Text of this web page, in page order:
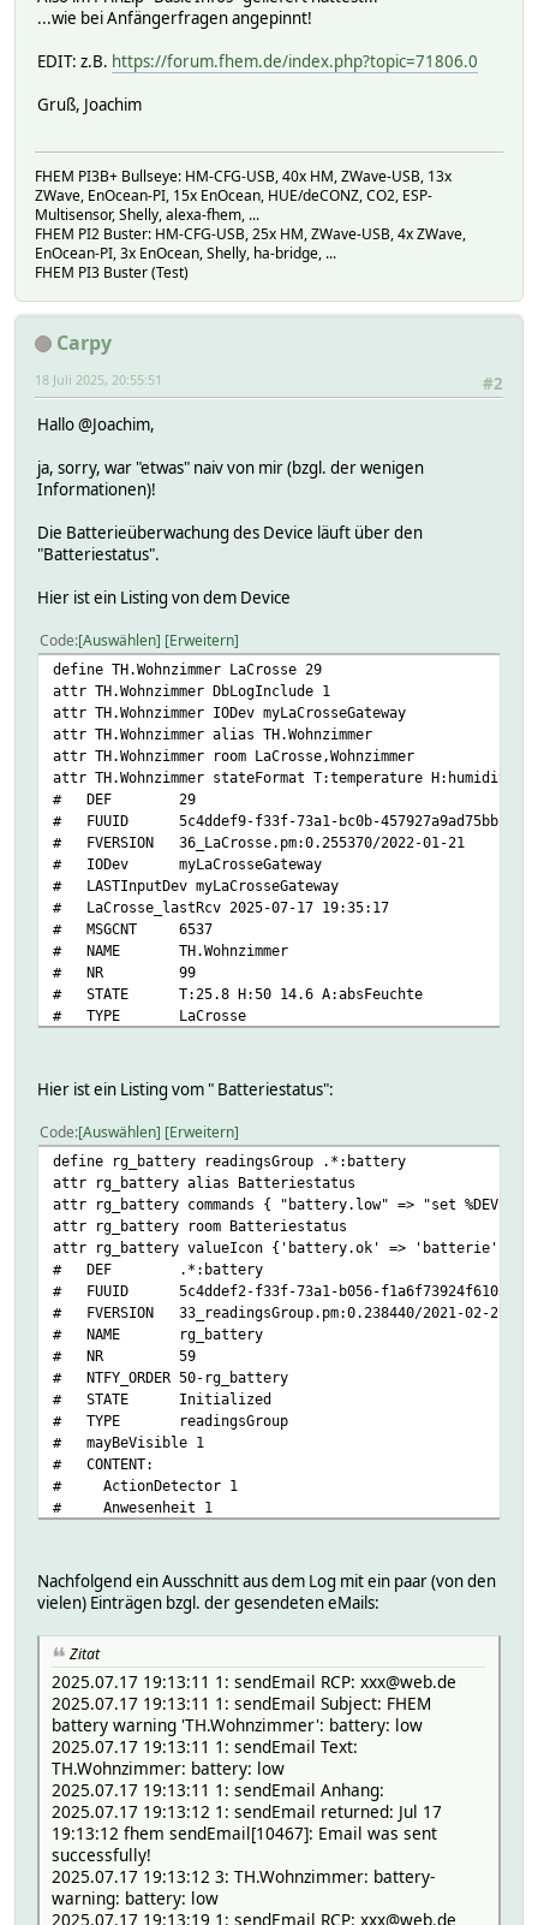
...wie bei Anfängerfragen angepinnt!
EDIT: z.B. https://forum.fhem.de/index.php?topic=71806.0
Gruß, Joachim
FHEM PI3B+ Bullseye: HM-CFG-USB, 40x HM, ZWave-USB, 13x
ZWave, EnOcean-PI, 15x EnOcean, HUE/deCONZ, CO2, ESP-
Multisensor, Shelly, alexa-fhem, ...
FHEM PI2 Buster: HM-CFG-USB, 25x HM, ZWave-USB, 4x ZWave,
EnOcean-PI, 3x EnOcean, Shelly, ha-bridge, ...
FHEM PI3 Buster (Test)
Carpy
#2
18 Juli 2025, 20:55:51
Hallo @Joachim,
ja, sorry, war "etwas" naiv von mir (bzgl. der wenigen
Informationen)!
Die Batterieüberwachung des Device läuft über den
"Batteriestatus".
Hier ist ein Listing von dem Device
Code Auswählen Erweitern
define TH.Wohnzimmer LaCrosse 29
attr TH.Wohnzimmer DbLogInclude 1
attr TH.Wohnzimmer IODev myLaCrosseGateway
attr TH.Wohnzimmer alias TH.Wohnzimmer
attr TH.Wohnzimmer room LaCrosse,Wohnzimmer
attr TH.Wohnzimmer stateFormat T:temperature H:humidity D
# DEF 29
# FUUID 5c4ddef9-f33f-73a1-bc0b-457927a9ad75bbf4
# FVERSION 36_LaCrosse.pm:0.255370/2022-01-21
# IODev myLaCrosseGateway
# LASTInputDev myLaCrosseGateway
# LaCrosse_lastRcv 2025-07-17 19:35:17
# MSGCNT 6537
# NAME TH.Wohnzimmer
# NR 99
# STATE T:25.8 H:50 14.6 A:absFeuchte
# TYPE LaCrosse
# corr1 0
# corr2 0
# eventCount 6587
# myLaCrosseGateway_MSGCNT 6542
# myLaCrosseGateway_TIME 2025-07-17 19:35:17
# previousH 50
# previousT 25.8
# sensorType 0=T(H)
# Helper:
# DBLOG:
# 1:
# myDbLog:
# TIME 1752773718.84336
# VALUE 12.0
# D:
# myDbLog:
# TIME 1752773718.84336
# VALUE 14.6
# battery:
# myDbLog:
# TIME 1752773718.84336
# myDbLog:
# TIME 1752773718.84336
# myDbLog:
# TIME 1752773718.84336
# VALUE 50
# statHumidityTendency:
# myDbLog:
# TIME 1752861595.3566
# VALUE 1h: +0 2h: +0 3h: +0 6h: +0
# statTemperatureTendency:
# myDbLog:
# TIME 1752861595.3566
# VALUE 1h: +0.0 2h: +0.0 3h: +0.0 6h:
# state:
Hier ist ein Listing vom " Batteriestatus":
Code Auswählen Erweitern
define rg_battery readingsGroup .*:battery
attr rg_battery alias Batteriestatus
attr rg_battery commands { "battery.low" => "set %DEVICE
attr rg_battery room Batteriestatus
attr rg_battery valueIcon {'battery.ok' => 'batterie',
# DEF .*:battery
# FUUID 5c4ddef2-f33f-73a1-b056-f1a6f73924f6103c
# FVERSION 33_readingsGroup.pm:0.238440/2021-02-27
# NAME rg_battery
# NR 59
# NTFY_ORDER 50-rg_battery
# STATE Initialized
# TYPE readingsGroup
# mayBeVisible 1
# CONTENT:
# ActionDetector 1
# Anwesenheit 1
# DOIFtoolsLog 1
# DWD 1
# D_LaCrosseGateway_Offline 1
# D_STRONG_Repeater_Offline 1
# ECenter 1
# ESPEasy_S20_02 1
# ESPEasy_S20_03 1
# ESPEasy_Sonoff_S20_01 1
# ESPEasy_Sonoff_TH10 1
# ESPEasy_Sonoff_TH10_PUMP 1
# ESPEasy__Sonoff_S20_01 1
# FileLog_Auriol_IAN_72 1
# FileLog_FS20_31a700 1
# FileLog_MQTT2_DVES_F7D007 1
# FileLog_Revolt_200c 1
# FileLog_Revolt_409c 1
# FileLog_SD_WS_51_TH_3 1
Nachfolgend ein Ausschnitt aus dem Log mit ein paar (von den
vielen) Einträgen bzgl. der gesendeten eMails:
Zitat
2025.07.17 19:13:11 1: sendEmail RCP: xxx@web.de
2025.07.17 19:13:11 1: sendEmail Subject: FHEM
battery warning 'TH.Wohnzimmer': battery: low
2025.07.17 19:13:11 1: sendEmail Text:
TH.Wohnzimmer: battery: low
2025.07.17 19:13:11 1: sendEmail Anhang:
2025.07.17 19:13:12 1: sendEmail returned: Jul 17
19:13:12 fhem sendEmail[10467]: Email was sent
successfully!
2025.07.17 19:13:12 3: TH.Wohnzimmer: battery-
warning: battery: low
2025.07.17 19:13:19 1: sendEmail RCP: xxx@web.de